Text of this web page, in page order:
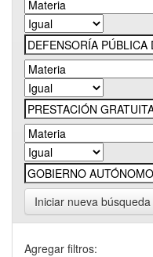
Iniciar nueva búsqueda
Agregar filtros: